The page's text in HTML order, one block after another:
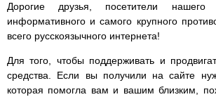
Дорогие друзья, посетители
информативного и самого крупного
всего русскоязычного интернета!
Для того, чтобы поддерживать и
средства. Если вы получили на сайте
которая помогла вам и вашим близким,